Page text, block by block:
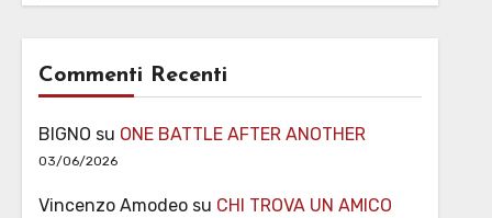
Commenti Recenti
BIGNO su ONE BATTLE AFTER ANOTHER
03/06/2026
Vincenzo Amodeosu CHI TROVA UN AMICO